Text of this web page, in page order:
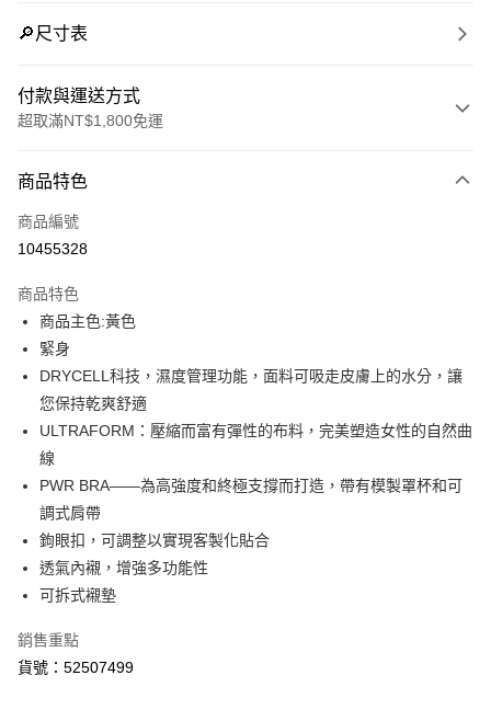
🔎尺寸表
付款與運送方式
超取滿NT$1,800免運
信用卡一次付款
LINE Pay
街口支付
悠遊付
Google Pay
貨到付款
運送方式
每筆NT$100，滿NT$1,800(含以上)免運費
付款後7-11取貨
宅配(離島恕不配送)
商品特色
商品編號
10455328
商品特色
商品主色:黃色
緊身
DRYCELL科技，濕度管理功能，面料可吸走皮膚上的水分，讓
您保持乾爽舒適
ULTRAFORM：壓縮而富有彈性的布料，完美塑造女性的自然曲
線
PWR BRA——為高強度和終極支撐而打造，帶有模製罩杯和可
調式肩帶
鉤眼扣，可調整以實現客製化貼合
透氣內襯，增強多功能性
可拆式襯墊
銷售重點
貨號：52507499